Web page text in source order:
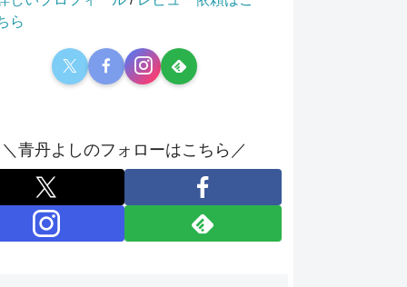
ら
＼青丹よしのフォローはこちら／